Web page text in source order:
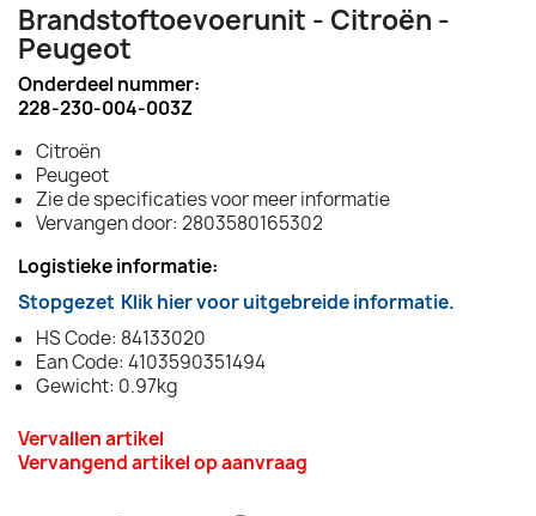
Brandstoftoevoerunit - Citroën -
Peugeot
Onderdeel nummer:
228-230-004-003Z
Citroën
Peugeot
Zie de specificaties voor meer informatie
Vervangen door: 2803580165302
Logistieke informatie:
Stopgezet Klik hier voor uitgebreide informatie.
HS Code: 84133020
Ean Code: 4103590351494
Gewicht: 0.97kg
Vervallen artikel
Vervangend artikel op aanvraag